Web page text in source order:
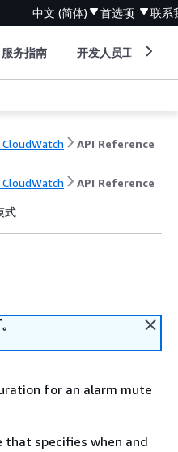
中文 (简体) 首选项 联系
服务指南 开发人员工具
API Reference
API Reference
式
for an alarm mute
that specifies when and